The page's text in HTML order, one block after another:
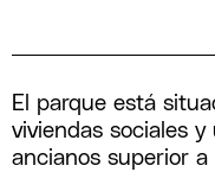
El parque está
viviendas sociales
ancianos superior